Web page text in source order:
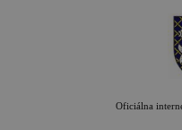
Oficiálna